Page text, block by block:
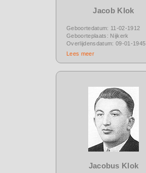
Jacob Klok
Geboortedatum: 11-02-1912
Geboorteplaats: Nijkerk
Overlijdensdatum: 09-01-1945
Lees meer
Jacobus Klok